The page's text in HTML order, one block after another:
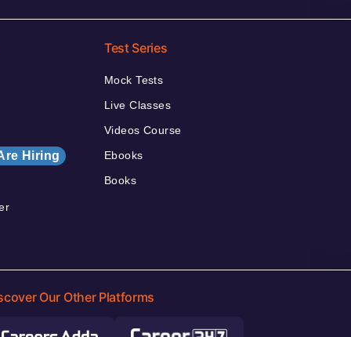
Hiring
Test Series
Mock Tests
Live Classes
Videos Course
Ebooks
Books
Our Other Platforms